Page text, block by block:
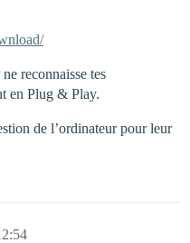
reconnaisse tes
en Plug & Play.
de l’ordinateur pour leur